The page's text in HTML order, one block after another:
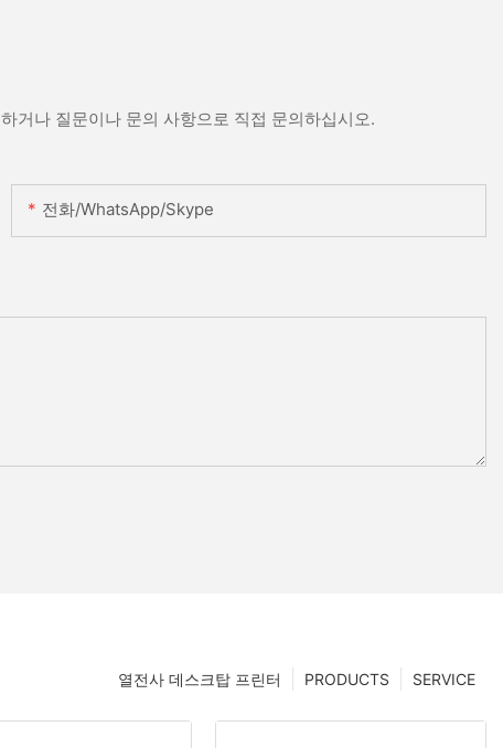
거나 질문이나 문의 사항으로 직접 문의하십시오.
전화/WhatsApp/Skype
SERVICE
PRODUCTS
열전사 데스크탑 프린터